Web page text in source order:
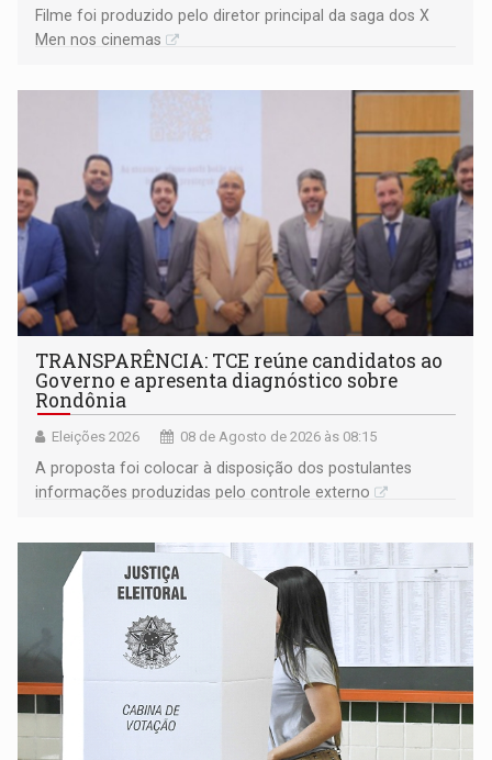
Filme foi produzido pelo diretor principal da saga dos X
Men nos cinemas
TRANSPARÊNCIA: TCE reúne candidatos ao
Governo e apresenta diagnóstico sobre
Rondônia
Eleições 2026 08 de Agosto de 2026 às 08:15
A proposta foi colocar à disposição dos postulantes
informações produzidas pelo controle externo